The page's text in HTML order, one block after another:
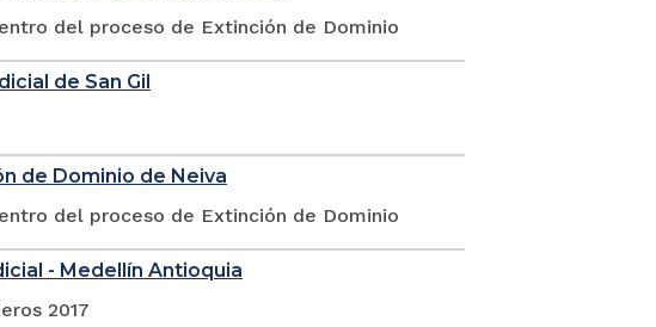
del proceso de Extinción de Dominio
de San Gil
de Dominio de Neiva
del proceso de Extinción de Dominio
- Medellín Antioquia
2017